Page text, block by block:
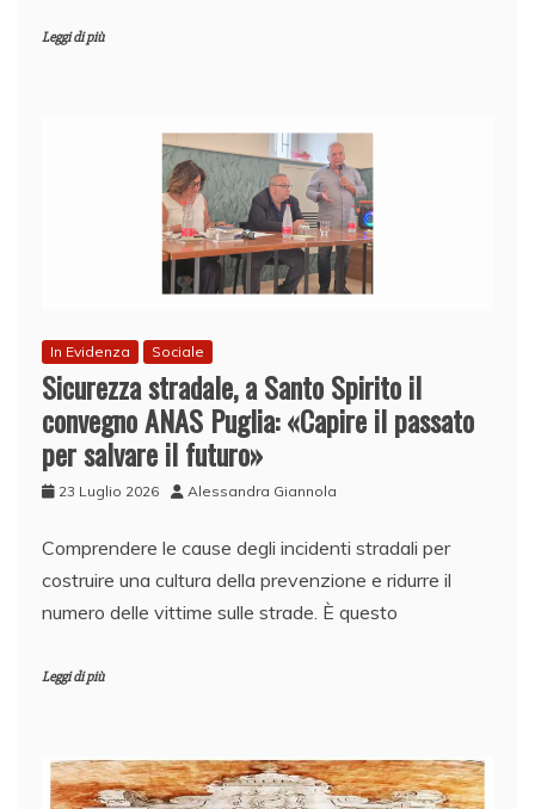
Leggi di più
In Evidenza Sociale
Sicurezza stradale, a Santo Spirito il
convegno ANAS Puglia: «Capire il passato
per salvare il futuro»
23 Luglio 2026 Alessandra Giannola
Comprendere le cause degli incidenti stradali per
costruire una cultura della prevenzione e ridurre il
numero delle vittime sulle strade. È questo
Leggi di più